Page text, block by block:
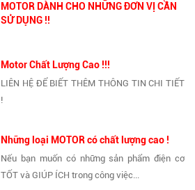
MOTOR DÀNH CHO NHỮNG ĐƠN VỊ CẦN
SỬ DỤNG !!
Motor Chất Lượng Cao !!!
LIÊN HỆ ĐỂ BIẾT THÊM THÔNG TIN CHI TIẾT
!
Những loại MOTOR có chất lượng cao !
Nếu bạn muốn có những sản phẩm điện cơ
TỐT và GIÚP ÍCH trong công việc...